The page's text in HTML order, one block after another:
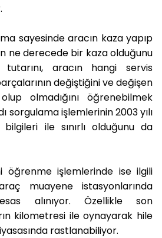
sayesinde aracın kaza yapıp
ne derecede bir kaza olduğunu
aracın hangi servis
değiştiğini ve değişen
olmadığını öğrenebilmek
sorgulama işlemlerinin 2003 yılı
bilgileri ile sınırlı olduğunu da
öğrenme işlemlerinde ise ilgili
muayene istasyonlarında
alınıyor. Özellikle son
kilometresi ile oynayarak hile
rastlanabiliyor.